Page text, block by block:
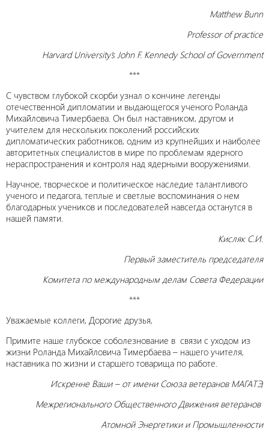
Matthew Bunn
Professor of practice
Harvard University’s John F. Kennedy School of Government
***
С чувством глубокой скорби узнал о кончине легенды
отечественной дипломатии и выдающегося ученого Роланда
Михайловича Тимербаева. Он был наставником, другом и
учителем для нескольких поколений российских
дипломатических работников, одним из крупнейших и наиболее
авторитетных специалистов в мире по проблемам ядерного
нераспространения и контроля над ядерными вооружениями.
Научное, творческое и политическое наследие талантливого
ученого и педагога, теплые и светлые воспоминания о нем
благодарных учеников и последователей навсегда останутся в
нашей памяти.
Кисляк С.И.
Первый заместитель председателя
Комитета по международным делам Совета Федерации
***
Уважаемые коллеги, Дорогие друзья,
Примите наше глубокое соболезнование в связи с уходом из
жизни Роланда Михайловича Тимербаева – нашего учителя,
наставника по жизни и старшего товарища по работе.
Искренне Ваши – от имени Союза ветеранов МАГАТЭ,
Межрегионального Общественного Движения ветеранов
Атомной Энергетики и Промышленности